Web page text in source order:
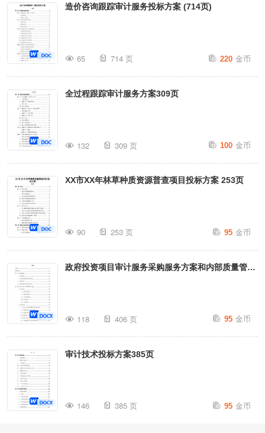
造价咨询跟踪审计服务投标方案 (714页)
65 714 页 220 金币
全过程跟踪审计服务方案309页
132 309 页 100 金币
XX市XX年林草种质资源普查项目投标方案 253页
90 253 页 95 金币
政府投资项目审计服务采购服务方案和内部质量管理
118 406 页 95 金币
审计技术投标方案385页
146 385 页 95 金币